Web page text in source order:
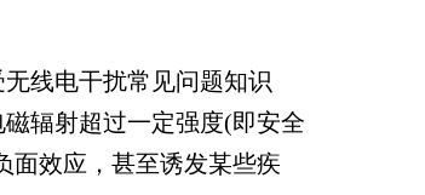
线电干扰常见问题知识
辐射超过一定强度(即安全
面效应，甚至诱发某些疾